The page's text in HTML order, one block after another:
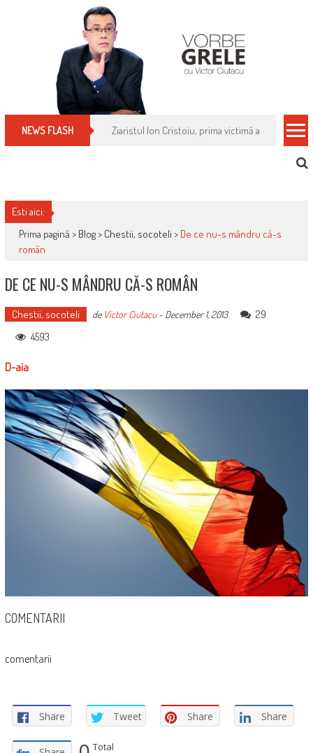
NEWS FLASH Cum îți schimbi, rapid, gratuit și eficient,
Esti aici:
Prima pagină > Blog> Chestii, socoteli > De ce nu-s mândru că-s
român
DE CE NU-S MÂNDRU CĂ-S ROMÂN
Chestii, socoteli de Victor Ciutacu- December 1, 2013
29
4593
D-aia
COMENTARII
comentarii
Share Tweet Share Share
Total